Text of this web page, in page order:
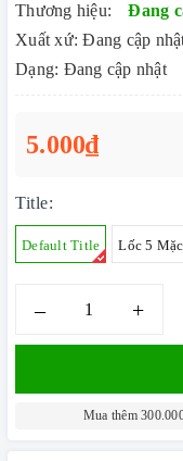
Thương hiệu:
Đang
Xuất xứ: Đang cập
Dạng: Đang cập nhật
5.000₫
Title:
Default Title Lốc 5
– +
Mua thêm